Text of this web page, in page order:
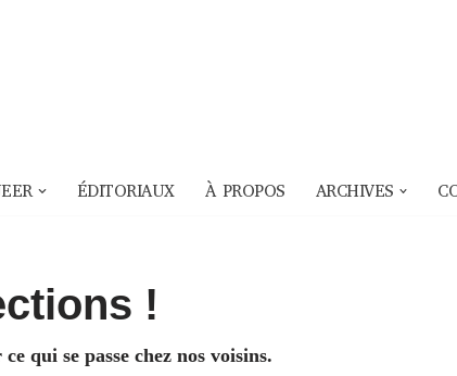
ÉDITORIAUX À PROPOS ARCHIVES
!
qui se passe chez nos voisins.